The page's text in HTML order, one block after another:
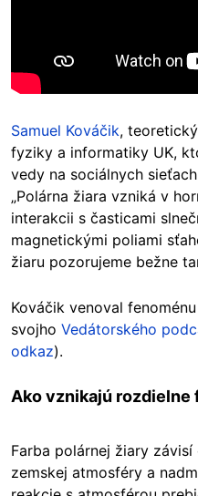
Samuel Kováčik,
fyziky a informatiky UK,
vedy na sociálnych
„Polárna žiara vzniká v
interakcii s časticami
magnetickými poliami
žiaru pozorujeme bežne
Kováčik venoval
svojho Vedátorského
odkaz).
Ako vznikajú rozdielne
Farba polárnej žiary
zemskej atmosféry a